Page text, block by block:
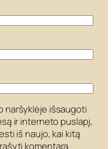
naršyklėje išsaugoti
ir interneto puslapį,
iš naujo, kai kitą
komentarą.